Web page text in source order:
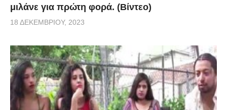
μιλάνε για πρώτη φορά. (Βίντεο)
18 ΔΕΚΕΜΒΡΊΟΥ, 2023